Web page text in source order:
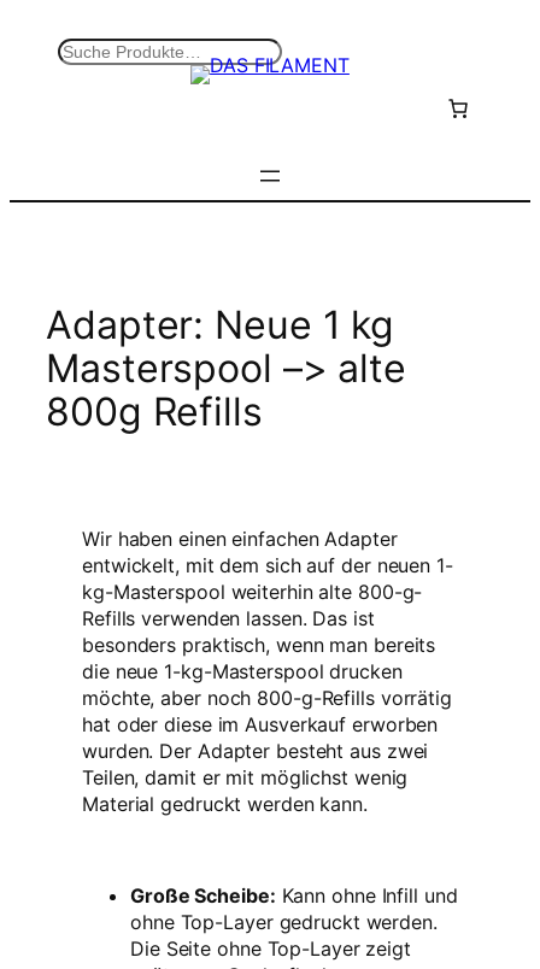
S
Adapter: Neue 1 kg
Masterspool –> alte
800g Refills
Wir haben einen einfachen Adapter
entwickelt, mit dem sich auf der neuen 1-
kg-Masterspool weiterhin alte 800-g-
Refills verwenden lassen. Das ist
besonders praktisch, wenn man bereits
die neue 1-kg-Masterspool drucken
möchte, aber noch 800-g-Refills vorrätig
hat oder diese im Ausverkauf erworben
wurden. Der Adapter besteht aus zwei
Teilen, damit er mit möglichst wenig
Material gedruckt werden kann.
Große Scheibe: Kann ohne Infill und
ohne Top-Layer gedruckt werden.
Die Seite ohne Top-Layer zeigt